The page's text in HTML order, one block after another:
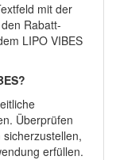
mit der
Rabatt-
LIPO VIBES
Überprüfen
erfüllen.